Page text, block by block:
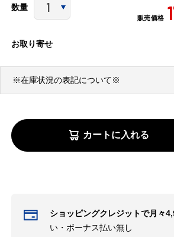
数量
販売価格
お取り寄せ
※在庫状況の表記について※
カートに入れる
ショッピングクレジットで月々
い・ボーナス払い無し